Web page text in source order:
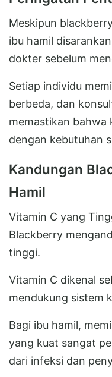
Meskipun
ibu hamil
dokter sebelum
Setiap individu
berbeda, dan
memastikan bahwa
dengan kebutuhan
Kandungan
Hamil
Vitamin C yang
Blackberry
tinggi.
Vitamin C dikenal
mendukung sistem
Bagi ibu hamil,
yang kuat sangat
dari infeksi dan